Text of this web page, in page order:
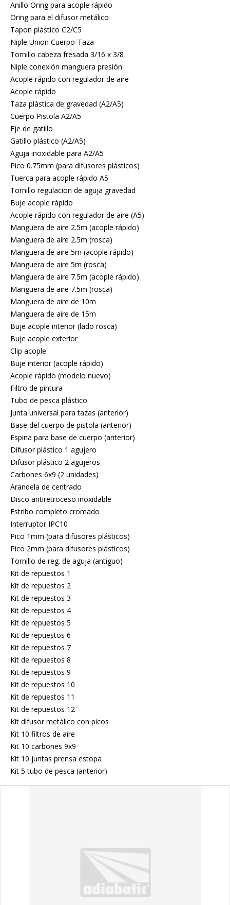
Anillo Oring para acople rápido
Oring para el difusor metálico
Tapon plástico C2/C5
Niple Union Cuerpo-Taza
Tornillo cabeza fresada 3/16 x 3/8
Niple conexión manguera presión
Acople rápido con regulador de aire
Acople rápido
Taza plástica de gravedad (A2/A5)
Cuerpo Pistola A2/A5
Eje de gatillo
Gatillo plástico (A2/A5)
Aguja inoxidable para A2/A5
Pico 0.75mm (para difusores plásticos)
Tuerca para acople rápido A5
Tornillo regulacion de aguja gravedad
Buje acople rápido
Acople rápido con regulador de aire (A5)
Manguera de aire 2.5m (acople rápido)
Manguera de aire 2.5m (rosca)
Manguera de aire 5m (acople rápido)
Manguera de aire 5m (rosca)
Manguera de aire 7.5m (acople rápido)
Manguera de aire 7.5m (rosca)
Manguera de aire de 10m
Manguera de aire de 15m
Buje acople interior (lado rosca)
Buje acople exterior
Clip acople
Buje interior (acople rápido)
Acople rápido (modelo nuevo)
Filtro de pintura
Tubo de pesca plástico
Junta universal para tazas (anterior)
Base del cuerpo de pistola (anterior)
Espina para base de cuerpo (anterior)
Difusor plástico 1 agujero
Difusor plástico 2 agujeros
Carbones 6x9 (2 unidades)
Arandela de centrado
Disco antiretroceso inoxidable
Estribo completo cromado
Interruptor IPC10
Pico 1mm (para difusores plásticos)
Pico 2mm (para difusores plásticos)
Tornillo de reg. de aguja (antiguo)
Kit de repuestos 1
Kit de repuestos 2
Kit de repuestos 3
Kit de repuestos 4
Kit de repuestos 5
Kit de repuestos 6
Kit de repuestos 7
Kit de repuestos 8
Kit de repuestos 9
Kit de repuestos 10
Kit de repuestos 11
Kit de repuestos 12
Kit difusor metálico con picos
Kit 10 filtros de aire
Kit 10 carbones 9x9
Kit 10 juntas prensa estopa
Kit 5 tubo de pesca (anterior)